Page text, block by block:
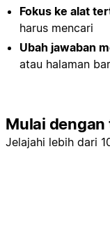
Fokus ke alat
harus mencari
Ubah jawaban
atau halaman
Mulai
Jelajahi lebih dari